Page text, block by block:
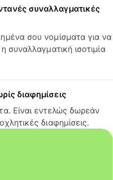
συναλλαγματικές
σου νομίσματα για να
συναλλαγματική ισοτιμία
διαφημίσεις
Είναι εντελώς δωρεάν
διαφημίσεις.